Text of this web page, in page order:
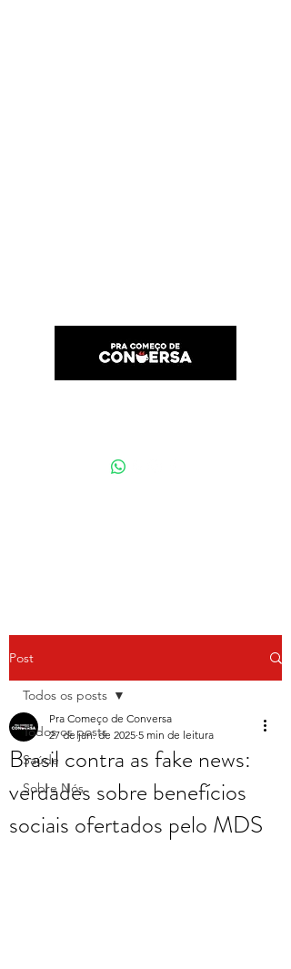
Post
Todos os posts
Saúde
Sobre Nós
Todos os posts
Brasil contra as fake news:
verdades sobre benefícios
sociais ofertados pelo MDS
Pra Começo de Conversa
27 de jan. de 2025 5 min de leitura